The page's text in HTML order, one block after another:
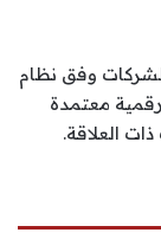
الشركات وفق نظام
معتمدة
العلاقة.